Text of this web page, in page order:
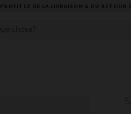
PROFITEZ DE LA LIVRAISON & DU RETOUR